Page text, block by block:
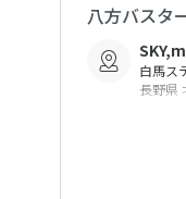
八方バスタ
白馬ス
長野県